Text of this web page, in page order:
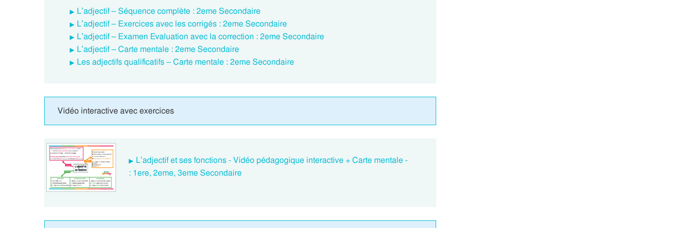
L’adjectif – Séquence complète : 2eme Secondaire
L’adjectif – Exercices avec les corrigés : 2eme Secondaire
L’adjectif – Examen Evaluation avec la correction : 2eme Secondaire
L’adjectif – Carte mentale : 2eme Secondaire
Les adjectifs qualificatifs – Carte mentale : 2eme Secondaire
Vidéo interactive avec exercices
L’adjectif et ses fonctions - Vidéo pédagogique interactive + Carte mentale -
: 1ere, 2eme, 3eme Secondaire